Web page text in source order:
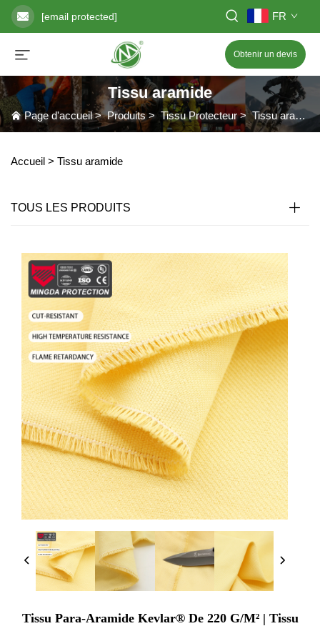
[email protected] FR
Obtenir un devis
Tissu aramide
Page d'accueil>Produits> Tissu Protecteur>Tissu aramide
Accueil > Tissu aramide
TOUS LES PRODUITS
Tissu Para-Aramide Kevlar® De 220 G/m² | Tissu